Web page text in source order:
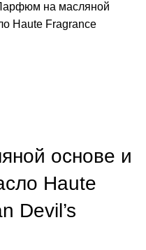
на масляной
Haute Fragrance
основе и
Haute
Devil’s